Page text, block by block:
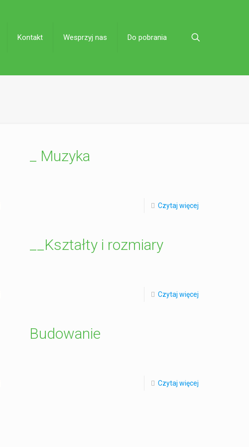
Kontakt Wesprzyj nas Do pobrania
_ Muzyka
Czytaj więcej
__Kształty i rozmiary
Czytaj więcej
Budowanie
Czytaj więcej